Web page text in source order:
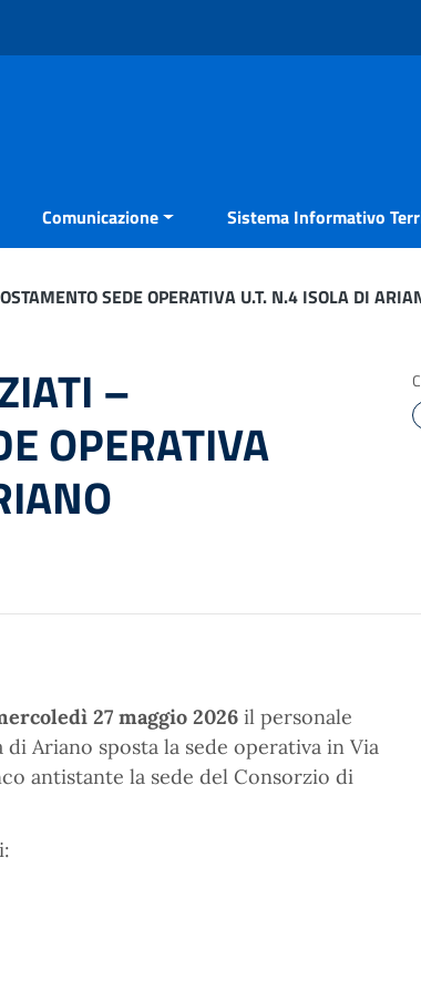
Comunicazione Sistema Informativo
SEDE OPERATIVA U.T. N.4 ISOLA DI
–
OPERATIVA
27 maggio 2026il personale
Ariano sposta la sede operativa in Via
antistante la sede del Consorzio di